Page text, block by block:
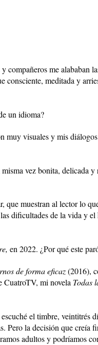
compañeros me alababan
consciente, meditada y
un idioma?
muy visuales y mis
vez bonita, delicada
muestran al lector lo
dificultades de la vida y
en 2022. ¿Por qué este
de forma eficaz(2016),
CuatroTV, mi novela Todas
el timbre, veintitrés
Pero la decisión que creía
adultos y podríamos